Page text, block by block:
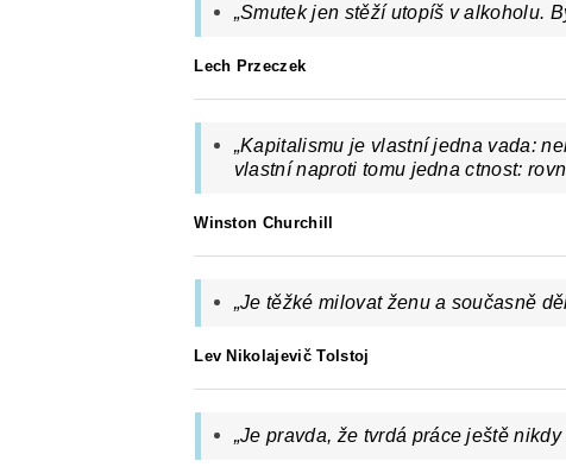
„Smutek jen stěží utopíš v alkoholu.
Lech Przeczek
„Kapitalismu je vlastní jedna vada:
vlastní naproti tomu jedna ctnost:
Winston Churchill
„Je těžké milovat ženu a současně
Lev Nikolajevič Tolstoj
„Je pravda, že tvrdá práce ještě